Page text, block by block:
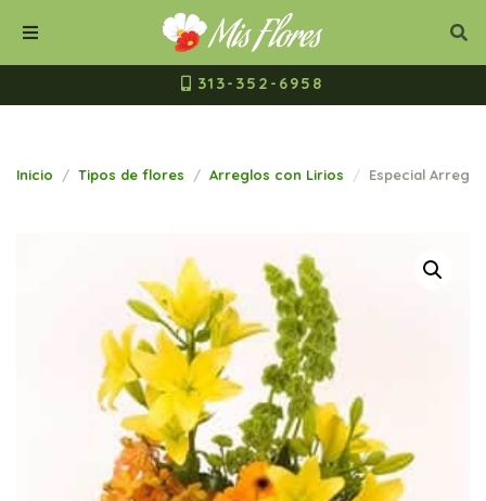
Cerrar
Buscar
313-352-6958
Inicio Tipos de flores Arreglos con Lirios Especial